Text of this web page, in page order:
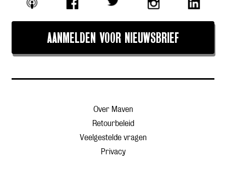
AANMELDEN VOOR NIEUWSBRIEF
Over Maven
Retourbeleid
Veelgestelde vragen
Privacy